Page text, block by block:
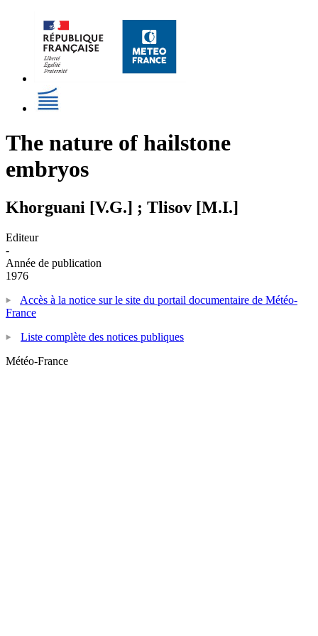
The nature of hailstone
embryos
Khorguani [V.G.] ; Tlisov [M.I.]
Editeur
-
Année de publication
1976
Accès à la notice sur le site du portail documentaire de Météo-
France
Liste complète des notices publiques
Météo-France